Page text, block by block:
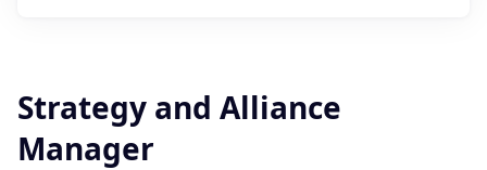
Strategy and Alliance
Manager